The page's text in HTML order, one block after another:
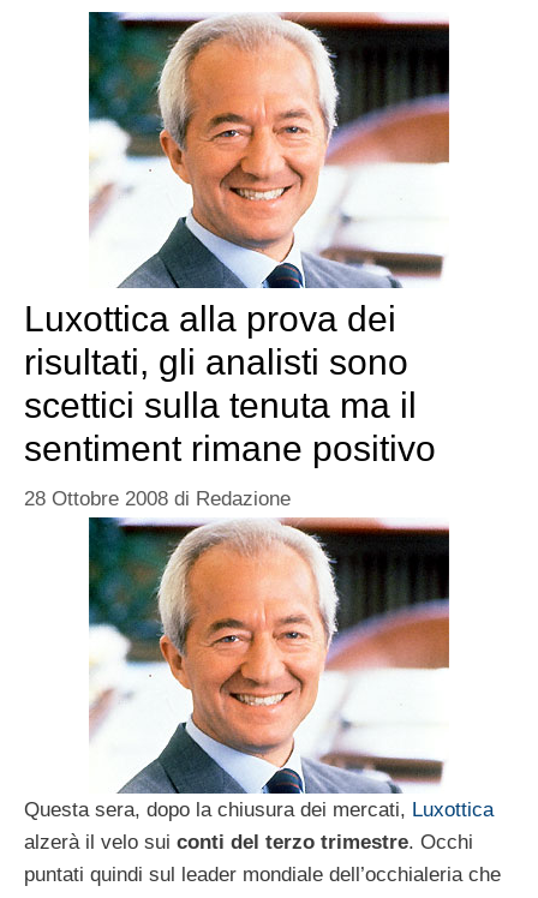
Luxottica alla prova dei
risultati, gli analisti sono
scettici sulla tenuta ma il
sentiment rimane positivo
28 Ottobre 2008 di Redazione
Questa sera, dopo la chiusura dei mercati, Luxottica
alzerà il velo sui conti del terzo trimestre. Occhi
puntati quindi sul leader mondiale dell’occhialeria che